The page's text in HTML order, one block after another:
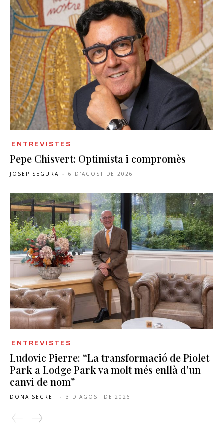
ENTREVISTES
Pepe Chisvert: Optimista i compromès
JOSEP SEGURA - 6 D'AGOST DE 2026
ENTREVISTES
Ludovic Pierre: “La transformació de Piolet
Park a Lodge Park va molt més enllà d’un
canvi de nom”
DONA SECRET - 3 D'AGOST DE 2026